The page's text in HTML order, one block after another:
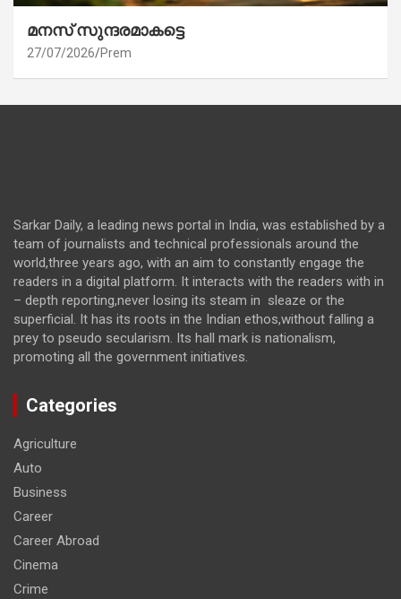
മനസ് സുന്ദരമാകട്ടെ
27/07/2026 Prem
Sarkar Daily, a leading news portal in India, was established by a
team of journalists and technical professionals around the
world,three years ago, with an aim to constantly engage the
readers in a digital platform. It interacts with the readers with in
– depth reporting,never losing its steam in sleaze or the
superficial. It has its roots in the Indian ethos,without falling a
prey to pseudo secularism. Its hall mark is nationalism,
promoting all the government initiatives.
Categories
Agriculture
Auto
Business
Career
Career Abroad
Cinema
Crime